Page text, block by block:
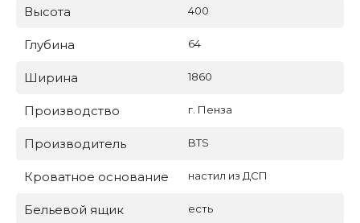
Высота 400
Глубина 64
Ширина 1860
Производство г. Пенза
Производитель BTS
Кроватное основание настил из ДСП
Бельевой ящик есть